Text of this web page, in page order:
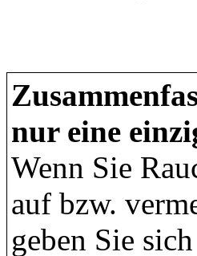
nur eine
Wenn Sie
auf bzw.
geben Sie